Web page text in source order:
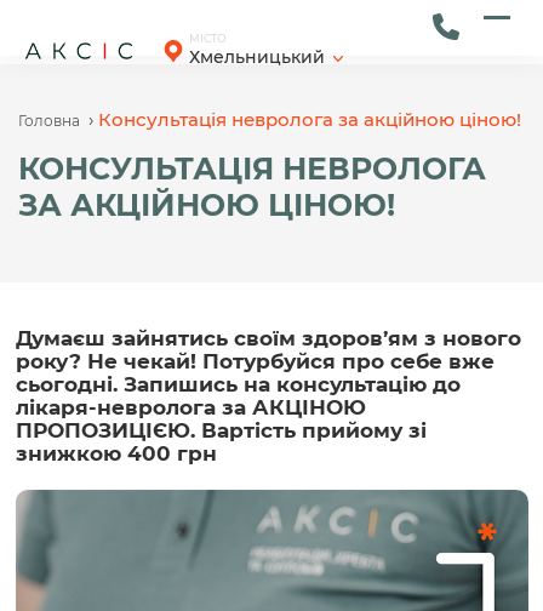
content
МІСТО
Хмельницький
Головна › Консультація невролога за акційною ціною!
КОНСУЛЬТАЦІЯ НЕВРОЛОГА
ЗА АКЦІЙНОЮ ЦІНОЮ!
Думаєш зайнятись своїм здоров’ям з нового
року? Не чекай! Потурбуйся про себе вже
сьогодні. Запишись на консультацію до
лікаря-невролога за АКЦІНОЮ
ПРОПОЗИЦІЄЮ. Вартість прийому зі
знижкою 400 грн